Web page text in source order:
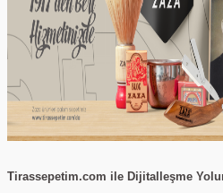
Tirassepetim.com ile Dijitalleşme